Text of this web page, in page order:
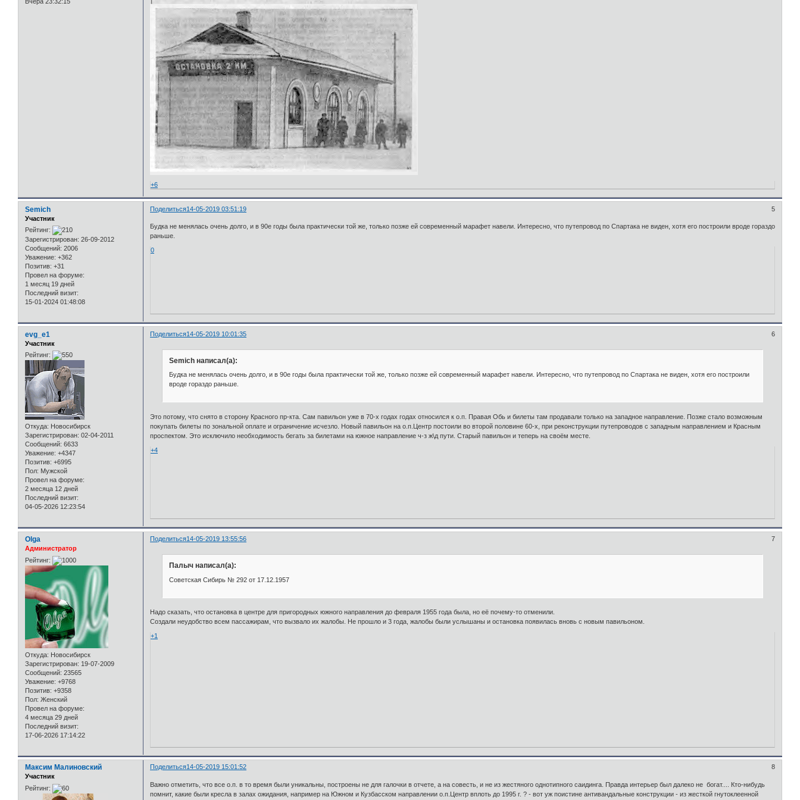
+6
Поделиться 5
14-05-2019 03:51:19
Semich
Участник
Рейтинг:
Зарегистрирован: 26-09-2012
Сообщений: 2006
Уважение: +362
Позитив: +31
Провел на форуме:
1 месяц 19 дней
Последний визит:
15-01-2024 01:48:08
Будка не менялась очень долго, и в 90е годы была практически той же, только позже ей современный марафет навели. Интересно, что путепровод по Спартака не виден, хотя его построили вроде гораздо
раньше.
0
Поделиться 6
14-05-2019 10:01:35
evg_e1
Участник
Рейтинг:
Откуда: Новосибирск
Зарегистрирован: 02-04-2011
Сообщений: 6633
Уважение: +4347
Позитив: +6995
Пол: Мужской
Провел на форуме:
2 месяца 12 дней
Последний визит:
04-05-2026 12:23:54
Semich написал(а):
Будка не менялась очень долго, и в 90е годы была практически той же, только позже ей современный марафет навели. Интересно, что путепровод по Спартака не виден, хотя его построили
вроде гораздо раньше.
Это потому, что снято в сторону Красного пр-кта. Сам павильон уже в 70-х годах годах относился к о.п. Правая Обь и билеты там продавали только на западное направление. Позже стало возможным
покупать билеты по зональной оплате и ограничение исчезло. Новый павильон на о.п.Центр постоили во второй половине 60-х, при реконструкции путепроводов с западным направлением и Красным
проспектом. Это исключило необходимость бегать за билетами на южное направление ч-з ж\д пути. Старый павильон и теперь на своём месте.
+4
Поделиться 7
14-05-2019 13:55:56
Olga
Администратор
Рейтинг:
Откуда: Новосибирск
Зарегистрирован: 19-07-2009
Сообщений: 23565
Уважение: +9768
Позитив: +9358
Пол: Женский
Провел на форуме:
4 месяца 29 дней
Последний визит:
17-06-2026 17:14:22
Палыч написал(а):
Советская Сибирь № 292 от 17.12.1957
Надо сказать, что остановка в центре для пригородных южного направления до февраля 1955 года была, но её почему-то отменили.
Создали неудобство всем пассажирам, что вызвало их жалобы. Не прошло и 3 года, жалобы были услышаны и остановка появилась вновь с новым павильоном.
+1
Поделиться 8
14-05-2019 15:01:52
Максим Малиновский
Участник
Рейтинг:
Важно отметить, что все о.п. в то время были уникальны, построены не для галочки в отчете, а на совесть, и не из жестяного однотипного саидинга. Правда интерьер был далеко не богат.... Кто-нибудь
помнит, какие были кресла в залах ожидания, например на Южном и Кузбасском направлении о.п.Центр вплоть до 1995 г. ? - вот уж поистине антивандальные конструкции - из жесткой гнутоклеенной